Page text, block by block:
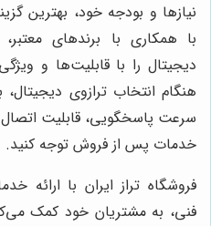
نیازها و بودجه خود، بهترین
با همکاری با برندهای
دیجیتال را با قابلیت‌ها و
هنگام انتخاب ترازوی
سرعت پاسخگویی، قابلیت
خدمات پس از فروش توجه کنید.
فروشگاه تراز ایران با ارائه
فنی، به مشتریان خود کمک